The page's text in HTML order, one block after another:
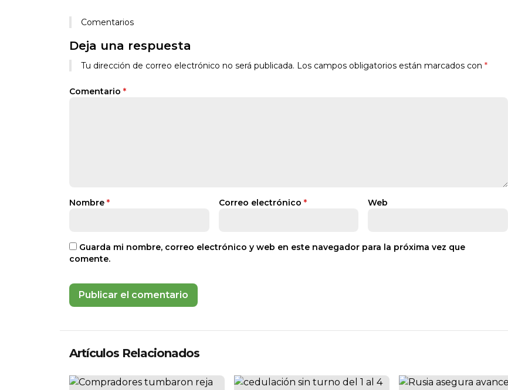
Comentarios
Deja una respuesta
Tu dirección de correo electrónico no será publicada. Los campos obligatorios están marcados con *
Comentario *
Nombre * Correo electrónico * Web
Guarda mi nombre, correo electrónico y web en este navegador para la próxima vez que
comente.
Alternative:
Artículos Relacionados